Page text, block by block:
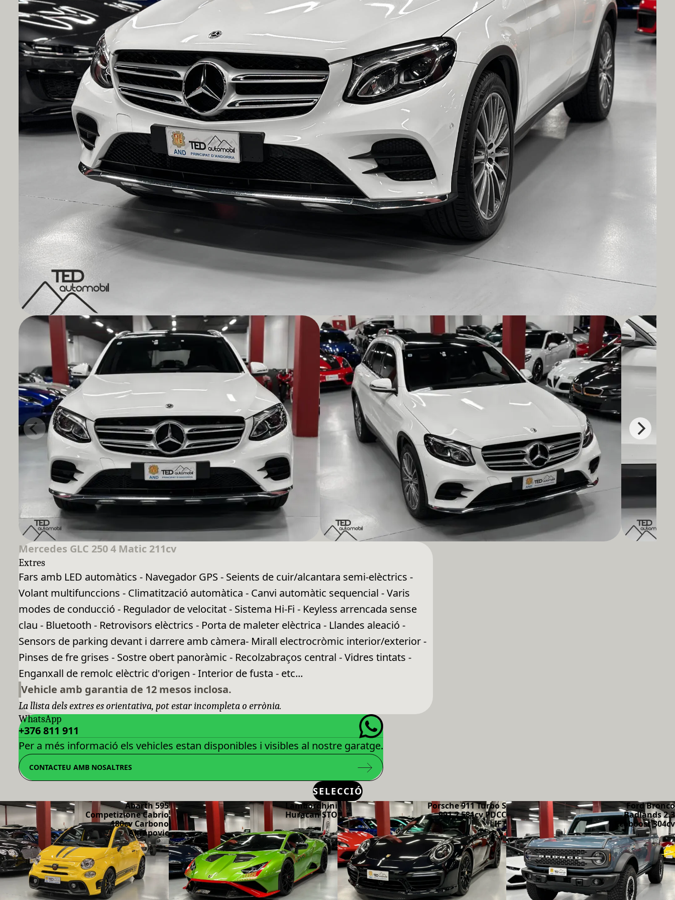
Mercedes GLC 250 4 Matic 211cv
Extres
Fars amb LED automàtics - Navegador GPS - Seients de cuir/alcantara semi-elèctrics -
Volant multifunccions - Climatització automàtica - Canvi automàtic sequencial - Varis
modes de conducció - Regulador de velocitat - Sistema Hi-Fi - Keyless arrencada sense
clau - Bluetooth - Retrovisors elèctrics - Porta de maleter elèctrica - Llandes aleació -
Sensors de parking devant i darrere amb càmera- Mirall electrocròmic interior/exterior -
Pinses de fre grises - Sostre obert panoràmic - Recolzabraços central - Vidres tintats -
Enganxall de remolc elèctric d'origen - Interior de fusta - etc...
Vehicle amb garantia de 12 mesos inclosa.
La llista dels extres es orientativa, pot estar incompleta o errònia.
WhatsApp
+376 811 911
Per a més informació els vehicles estan disponibles i visibles al nostre garatge.
CONTACTEU AMB NOSALTRES
SELECCIÓ
Abarth 595
Competizione Cabrio
180cv Carbono
Akrapovic
Lamborghini
Huracan STO
Porsche 911 Turbo S
991.2 581cv PDCC
LIFT
Ford Bronco
Badlands 2.3
Ecoboost 304cv